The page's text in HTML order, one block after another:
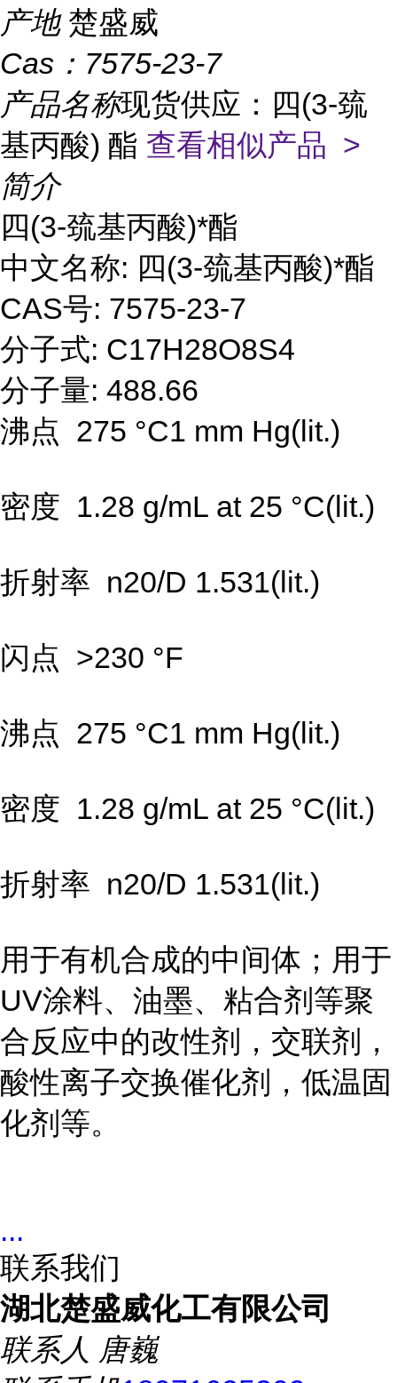
产地 楚盛威
Cas： 7575-23-7
产品名称现货供应：四(3-巯
基丙酸) 酯 查看相似产品 >
简介
四(3-巯基丙酸)*酯
中文名称: 四(3-巯基丙酸)*酯
CAS号: 7575-23-7
分子式: C17H28O8S4
分子量: 488.66
沸点 275 °C1 mm Hg(lit.)
密度 1.28 g/mL at 25 °C(lit.)
折射率 n20/D 1.531(lit.)
闪点 >230 °F
沸点 275 °C1 mm Hg(lit.)
密度 1.28 g/mL at 25 °C(lit.)
折射率 n20/D 1.531(lit.)
用于有机合成的中间体；用于
UV涂料、油墨、粘合剂等聚
合反应中的改性剂，交联剂，
酸性离子交换催化剂，低温固
化剂等。
...
联系我们
湖北楚盛威化工有限公司
联系人 唐巍